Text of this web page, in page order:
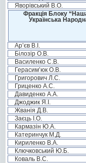
Яворівський В.О.
Фракція Блоку
Українська
Ар’єв В.І.
Білозір О.В.
Василенко С.В.
Герасим’юк О.В.
Григорович Л.С.
Гриценко А.С.
Давиденко А.А.
Джоджик Я.І.
Жванія Д.В.
Заєць І.О.
Кармазін Ю.А.
Катеринчук М.Д.
Кириленко В.А.
Ключковський Ю.Б.
Коваль В.С.